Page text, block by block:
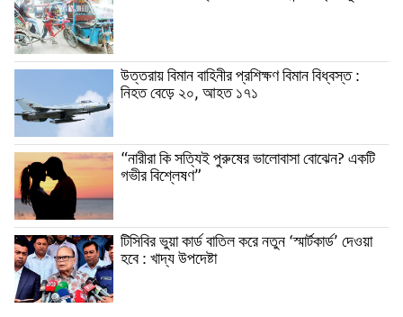
উত্তরায় বিমান বাহিনীর প্রশিক্ষণ বিমান বিধ্বস্ত :
নিহত বেড়ে ২০, আহত ১৭১
“নারীরা কি সত্যিই পুরুষের ভালোবাসা বোঝেন? একটি
গভীর বিশ্লেষণ”
টিসিবির ভুয়া কার্ড বাতিল করে নতুন ‘স্মার্টকার্ড’ দেওয়া
হবে : খাদ্য উপদেষ্টা